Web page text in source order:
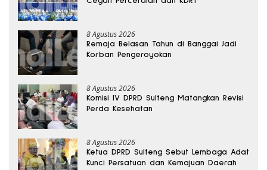
8 Agustus 2026
Remaja Belasan Tahun di Banggai Jadi
Korban Pengeroyokan
8 Agustus 2026
Komisi IV DPRD Sulteng Matangkan Revisi
Perda Kesehatan
8 Agustus 2026
Ketua DPRD Sulteng Sebut Lembaga Adat
Kunci Persatuan dan Kemajuan Daerah